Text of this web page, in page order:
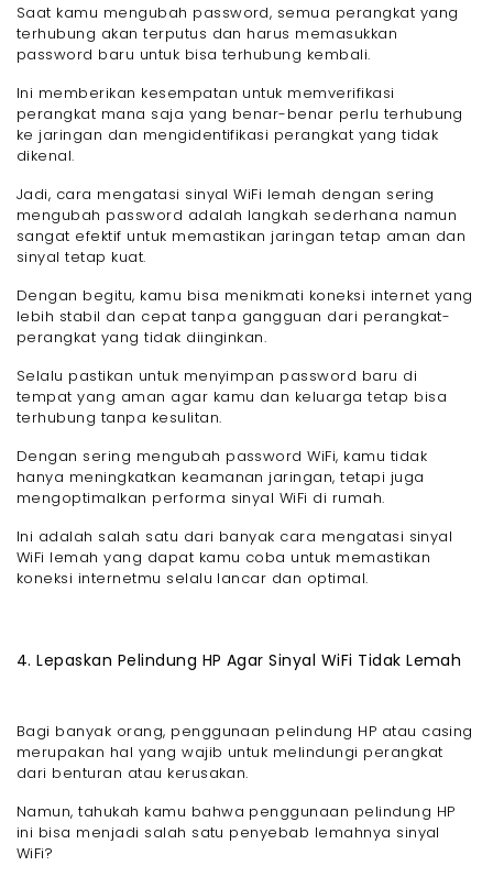
Saat kamu mengubah password, semua perangkat yang
terhubung akan terputus dan harus memasukkan
password baru untuk bisa terhubung kembali.
Ini memberikan kesempatan untuk memverifikasi
perangkat mana saja yang benar-benar perlu terhubung
ke jaringan dan mengidentifikasi perangkat yang tidak
dikenal.
Jadi, cara mengatasi sinyal WiFi lemah dengan sering
mengubah password adalah langkah sederhana namun
sangat efektif untuk memastikan jaringan tetap aman dan
sinyal tetap kuat.
Dengan begitu, kamu bisa menikmati koneksi internet yang
lebih stabil dan cepat tanpa gangguan dari perangkat-
perangkat yang tidak diinginkan.
Selalu pastikan untuk menyimpan password baru di
tempat yang aman agar kamu dan keluarga tetap bisa
terhubung tanpa kesulitan.
Dengan sering mengubah password WiFi, kamu tidak
hanya meningkatkan keamanan jaringan, tetapi juga
mengoptimalkan performa sinyal WiFi di rumah.
Ini adalah salah satu dari banyak cara mengatasi sinyal
WiFi lemah yang dapat kamu coba untuk memastikan
koneksi internetmu selalu lancar dan optimal.
4. Lepaskan Pelindung HP Agar Sinyal WiFi Tidak Lemah
Bagi banyak orang, penggunaan pelindung HP atau casing
merupakan hal yang wajib untuk melindungi perangkat
dari benturan atau kerusakan.
Namun, tahukah kamu bahwa penggunaan pelindung HP
ini bisa menjadi salah satu penyebab lemahnya sinyal
WiFi?